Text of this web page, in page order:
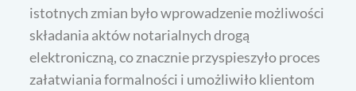
istotnych zmian było wprowadzenie możliwości
składania aktów notarialnych drogą
elektroniczną, co znacznie przyspieszyło proces
załatwiania formalności i umożliwiło klientom